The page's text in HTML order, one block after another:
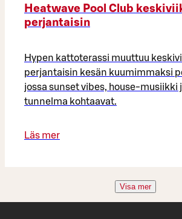
Heatwave Pool Club
perjantaisin
Hypen kattoterassi muuttuu
perjantaisin kesän kuumimmaksi
jossa sunset vibes, house-musiikki
tunnelma kohtaavat.
Läs mer
Visa mer